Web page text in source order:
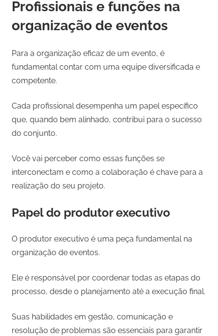
Profissionais e funções na
organização de eventos
Para a organização eficaz de um evento, é
fundamental contar com uma equipe diversificada e
competente.
Cada profissional desempenha um papel específico
que, quando bem alinhado, contribui para o sucesso
do conjunto.
Você vai perceber como essas funções se
interconectam e como a colaboração é chave para a
realização do seu projeto.
Papel do produtor executivo
O produtor executivo é uma peça fundamental na
organização de eventos.
Ele é responsável por coordenar todas as etapas do
processo, desde o planejamento até a execução final.
Suas habilidades em gestão, comunicação e
resolução de problemas são essenciais para garantir